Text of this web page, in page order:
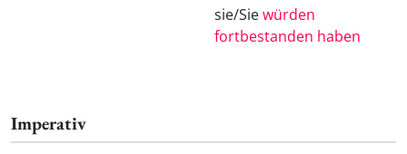
sie/Siewürden
fortbestanden haben
Imperativ